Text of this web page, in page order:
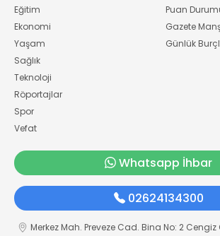
Eğitim
Ekonomi
Yaşam
Sağlık
Teknoloji
Röportajlar
Spor
Vefat
Puan
Gazete
Günlük
Whatsapp İhbar
02624134300
Merkez Mah. Preveze Cad. Bina No: 2 Cengiz